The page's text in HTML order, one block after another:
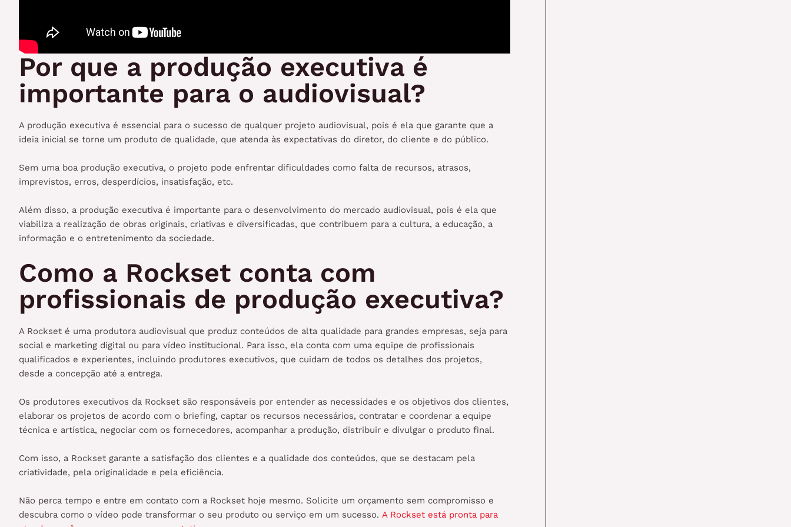
Por que a produção executiva é
importante para o audiovisual?
A produção executiva é essencial para o sucesso de qualquer projeto audiovisual, pois é ela que garante que a
ideia inicial se torne um produto de qualidade, que atenda às expectativas do diretor, do cliente e do público.
Sem uma boa produção executiva, o projeto pode enfrentar dificuldades como falta de recursos, atrasos,
imprevistos, erros, desperdícios, insatisfação, etc.
Além disso, a produção executiva é importante para o desenvolvimento do mercado audiovisual, pois é ela que
viabiliza a realização de obras originais, criativas e diversificadas, que contribuem para a cultura, a educação, a
informação e o entretenimento da sociedade.
Como a Rockset conta com
profissionais de produção executiva?
A Rockset é uma produtora audiovisual que produz conteúdos de alta qualidade para grandes empresas, seja para
social e marketing digital ou para vídeo institucional. Para isso, ela conta com uma equipe de profissionais
qualificados e experientes, incluindo produtores executivos, que cuidam de todos os detalhes dos projetos,
desde a concepção até a entrega.
Os produtores executivos da Rockset são responsáveis por entender as necessidades e os objetivos dos clientes,
elaborar os projetos de acordo com o briefing, captar os recursos necessários, contratar e coordenar a equipe
técnica e artística, negociar com os fornecedores, acompanhar a produção, distribuir e divulgar o produto final.
Com isso, a Rockset garante a satisfação dos clientes e a qualidade dos conteúdos, que se destacam pela
criatividade, pela originalidade e pela eficiência.
Não perca tempo e entre em contato com a Rockset hoje mesmo. Solicite um orçamento sem compromisso e
descubra como o vídeo pode transformar o seu produto ou serviço em um sucesso. A Rockset está pronta para